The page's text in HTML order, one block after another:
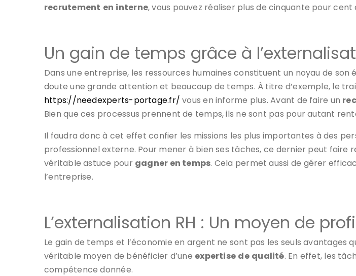
recrutement en interne, vous pouvez réaliser plus de cinquante pour cent
Un gain de temps grâce à
Dans une entreprise, les ressources humaines constituent un noyau de
doute une grande attention et beaucoup de temps. À titre d’exemple, le
https://needexperts-portage.fr/ vous en informe plus. Avant de faire un
Bien que ces processus prennent de temps, ils ne sont pas pour autant
Il faudra donc à cet effet confier les missions les plus importantes à des
professionnel externe. Pour mener à bien ses tâches, ce dernier peut faire
véritable astuce pour gagner en temps. Cela permet aussi de gérer
l’entreprise.
L’externalisation RH : Un moyen de
Le gain de temps et l’économie en argent ne sont pas les seuls avantages
véritable moyen de bénéficier d’une expertise de qualité. En effet, les
compétence donnée.